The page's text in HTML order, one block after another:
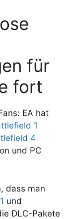
für
fort
EA hat
1
4
und PC
dass man
und
DLC-Pakete